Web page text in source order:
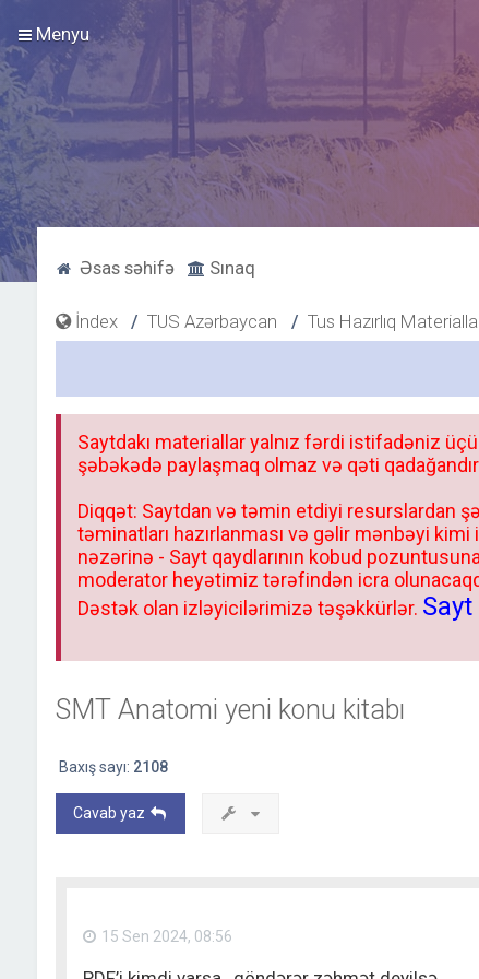
Menyu
Əsas səhifə Sınaq
İndex TUS Azərbaycan Tus Hazırlıq
Saytdakı materiallar yalnız fərdi istifadəniz
şəbəkədə paylaşmaq olmaz və qəti
Diqqət: Saytdan və təmin etdiyi resurslardan
təminatları hazırlanması və gəlir mənbəyi
nəzərinə - Sayt qaydlarının kobud
moderator heyətimiz tərəfindən icra
Dəstək olan izləyicilərimizə təşəkkürlər. Sayt
SMT Anatomi yeni konu kitabı
Baxış sayı: 2108
Cavab yaz
15 Sen 2024, 08:56